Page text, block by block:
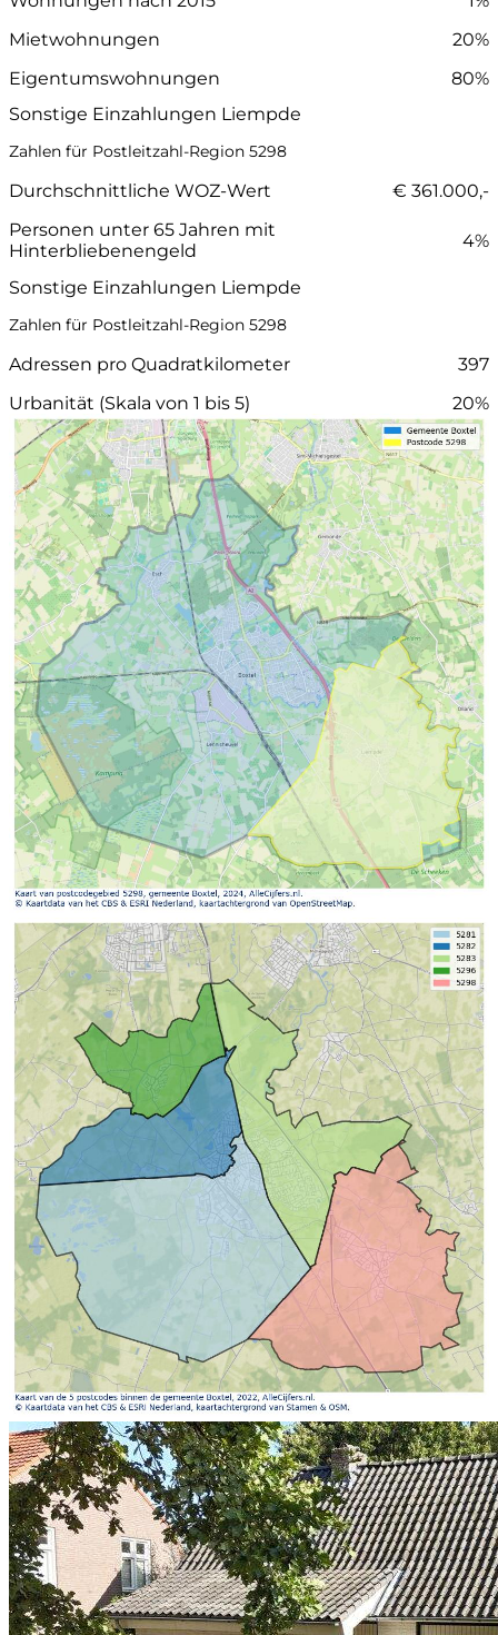
Mietwohnungen
20%
Eigentumswohnungen
80%
Sonstige Einzahlungen Liempde
Zahlen für Postleitzahl-Region 5298
Durchschnittliche WOZ-Wert
€ 361.000,-
Personen unter 65 Jahren mit
Hinterbliebenengeld
4%
Sonstige Einzahlungen Liempde
Zahlen für Postleitzahl-Region 5298
Adressen pro Quadratkilometer
397
Urbanität (Skala von 1 bis 5)
20%